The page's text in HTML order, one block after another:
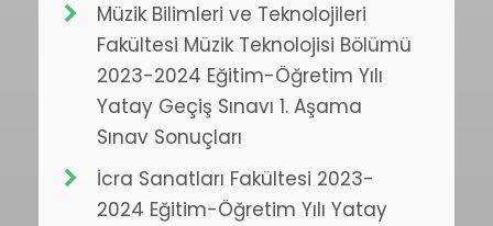
Müzik Bilimleri ve Teknolojileri
Fakültesi Müzik Teknolojisi Bölümü
2023-2024 Eğitim-Öğretim Yılı
Yatay Geçiş Sınavı 1. Aşama
Sınav Sonuçları
İcra Sanatları Fakültesi 2023-
2024 Eğitim-Öğretim Yılı Yatay